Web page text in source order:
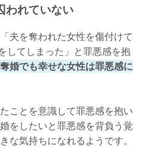
われていない
夫を奪われた女性を傷付けて
してしまった」と罪悪感を抱
婚でも幸せな女性は罪悪感に
ことを意識して罪悪感を抱い
をしたいと罪悪感を背負う覚
な気持ちになれるようです。